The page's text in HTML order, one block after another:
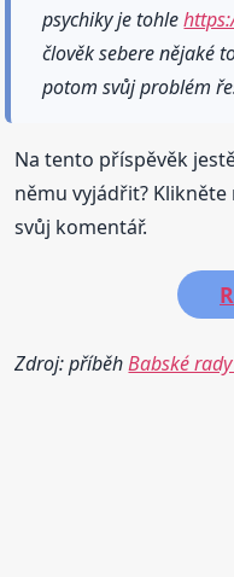
psychiky je tohle
člověk sebere nějaké
potom svůj problém
Na tento příspěvěk
němu vyjádřit?
svůj komentář.
Zdroj: příběhBabské